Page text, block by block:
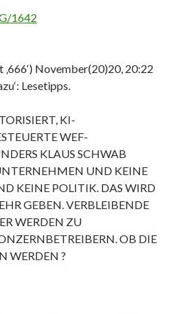
1642
November(20)20, 20:22
Lesetipps.
KI-
WEF-
KLAUS SCHWAB
UND KEINE
KEINE POLITIK. DAS WIRD
GEBEN. VERBLEIBENDE
WERDEN ZU
OB DIE
WERDEN ?